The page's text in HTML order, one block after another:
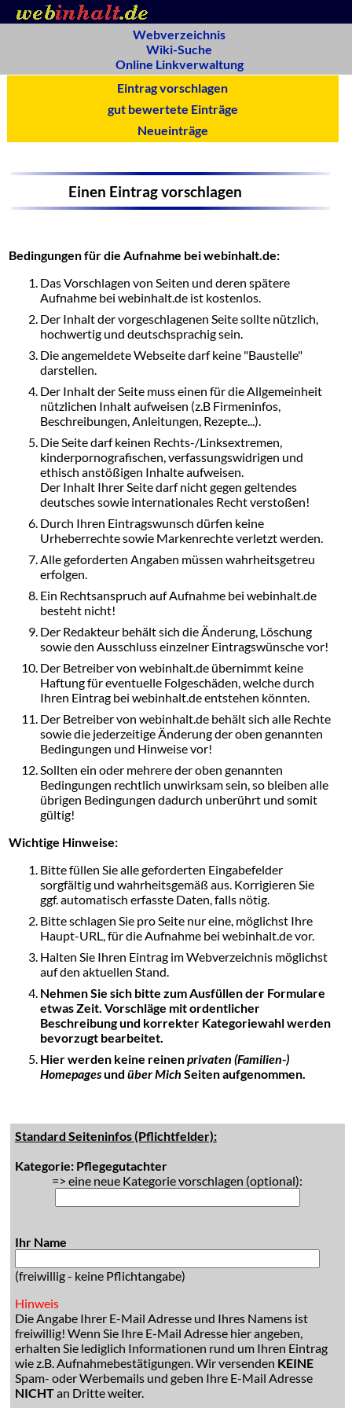
Webverzeichnis
Wiki-Suche
Online Linkverwaltung
Eintrag vorschlagen
gut bewertete Einträge
Neueinträge
Einen Eintrag vorschlagen
Bedingungen für die Aufnahme bei webinhalt.de:
Das Vorschlagen von Seiten und deren spätere
Aufnahme bei webinhalt.de ist kostenlos.
Der Inhalt der vorgeschlagenen Seite sollte nützlich,
hochwertig und deutschsprachig sein.
Die angemeldete Webseite darf keine "Baustelle"
darstellen.
Der Inhalt der Seite muss einen für die Allgemeinheit
nützlichen Inhalt aufweisen (z.B Firmeninfos,
Beschreibungen, Anleitungen, Rezepte...).
Die Seite darf keinen Rechts-/Linksextremen,
kinderpornografischen, verfassungswidrigen und
ethisch anstößigen Inhalte aufweisen.
Der Inhalt Ihrer Seite darf nicht gegen geltendes
deutsches sowie internationales Recht verstoßen!
Durch Ihren Eintragswunsch dürfen keine
Urheberrechte sowie Markenrechte verletzt werden.
Alle geforderten Angaben müssen wahrheitsgetreu
erfolgen.
Ein Rechtsanspruch auf Aufnahme bei webinhalt.de
besteht nicht!
Der Redakteur behält sich die Änderung, Löschung
sowie den Ausschluss einzelner Eintragswünsche vor!
Der Betreiber von webinhalt.de übernimmt keine
Haftung für eventuelle Folgeschäden, welche durch
Ihren Eintrag bei webinhalt.de entstehen könnten.
Der Betreiber von webinhalt.de behält sich alle Rechte
sowie die jederzeitige Änderung der oben genannten
Bedingungen und Hinweise vor!
Sollten ein oder mehrere der oben genannten
Bedingungen rechtlich unwirksam sein, so bleiben alle
übrigen Bedingungen dadurch unberührt und somit
gültig!
Wichtige Hinweise:
Bitte füllen Sie alle geforderten Eingabefelder
sorgfältig und wahrheitsgemäß aus. Korrigieren Sie
ggf. automatisch erfasste Daten, falls nötig.
Bitte schlagen Sie pro Seite nur eine, möglichst Ihre
Haupt-URL, für die Aufnahme bei webinhalt.de vor.
Halten Sie Ihren Eintrag im Webverzeichnis möglichst
auf den aktuellen Stand.
Nehmen Sie sich bitte zum Ausfüllen der Formulare
etwas Zeit. Vorschläge mit ordentlicher
Beschreibung und korrekter Kategoriewahl werden
bevorzugt bearbeitet.
Hier werden keine reinenprivaten (Familien-)
Homepagesund über Mich Seiten aufgenommen.
Standard Seiteninfos (Pflichtfelder):
Kategorie: Pflegegutachter
=> eine neue Kategorie vorschlagen (optional):
Ihr Name
(freiwillig - keine Pflichtangabe)
Hinweis
Die Angabe Ihrer E-Mail Adresse und Ihres Namens ist
freiwillig! Wenn Sie Ihre E-Mail Adresse hier angeben,
erhalten Sie lediglich Informationen rund um Ihren Eintrag
wie z.B. Aufnahmebestätigungen. Wir versenden KEINE
Spam- oder Werbemails und geben Ihre E-Mail Adresse
NICHTan Dritte weiter.